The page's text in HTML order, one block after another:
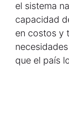
el sistema
capacidad
en costos y
que el país